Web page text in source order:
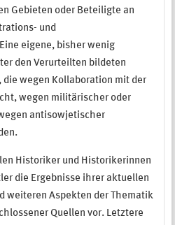
Gebieten oder Beteiligte an
und
eigene, bisher wenig
den Verurteilten bildeten
wegen Kollaboration mit der
wegen militärischer oder
antisowjetischer
Historiker und Historikerinnen
die Ergebnisse ihrer aktuellen
weiteren Aspekten der Thematik
Quellen vor. Letztere